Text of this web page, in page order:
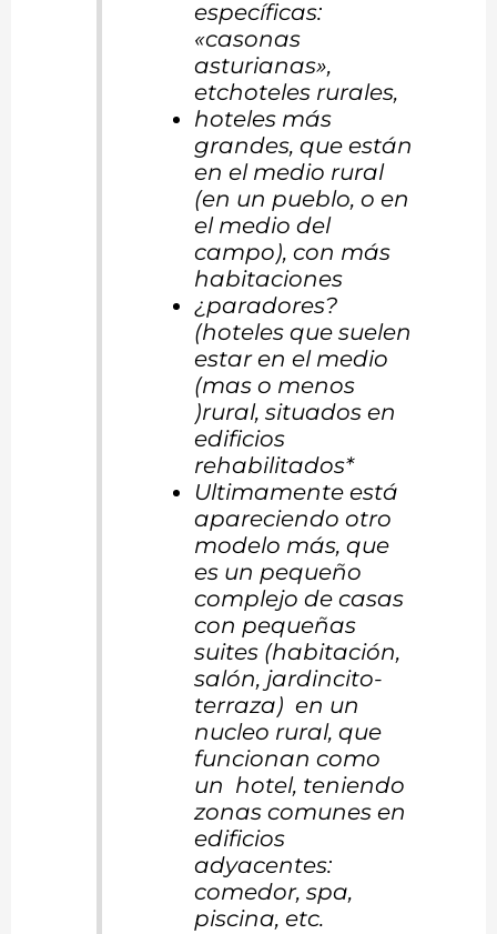
específicas:
«casonas
asturianas»,
etchoteles rurales,
hoteles más
grandes, que están
en el medio rural
(en un pueblo, o en
el medio del
campo), con más
habitaciones
¿paradores?
(hoteles que suelen
estar en el medio
(mas o menos
)rural, situados en
edificios
rehabilitados*
Ultimamente está
apareciendo otro
modelo más, que
es un pequeño
complejo de casas
con pequeñas
suites (habitación,
salón, jardincito-
terraza) en un
nucleo rural, que
funcionan como
un hotel, teniendo
zonas comunes en
edificios
adyacentes:
comedor, spa,
piscina, etc.